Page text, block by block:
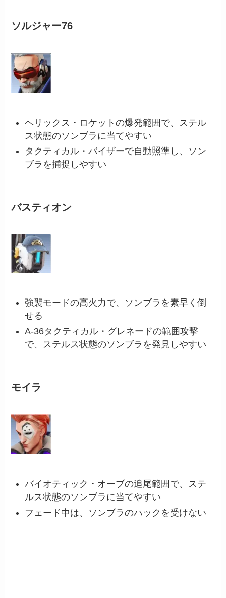
ソルジャー76
ヘリックス・ロケットの爆発範囲で、ステル
ス状態のソンブラに当てやすい
タクティカル・バイザーで自動照準し、ソン
ブラを捕捉しやすい
バスティオン
強襲モードの高火力で、ソンブラを素早く倒
せる
A-36タクティカル・グレネードの範囲攻撃
で、ステルス状態のソンブラを発見しやすい
モイラ
バイオティック・オーブの追尾範囲で、ステ
ルス状態のソンブラに当てやすい
フェード中は、ソンブラのハックを受けない